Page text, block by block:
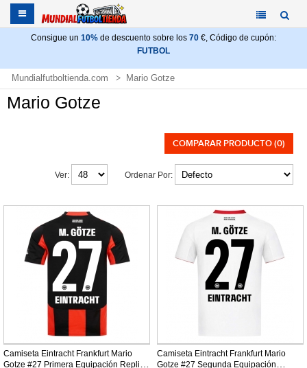
Consigue un 10% de descuento sobre los 70 €, Código de cupón:
FUTBOL
Mundialfutboltienda.com Mario Gotze
Mario Gotze
COMPARAR PRODUCTO (0)
Ordenar Por:
Ver:
Camiseta Eintracht Frankfurt Mario
Gotze #27 Primera Equipación Replica
Camiseta Eintracht Frankfurt Mario
Gotze #27 Segunda Equipación